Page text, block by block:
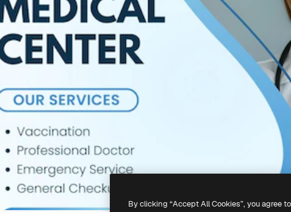
By clicking “Accept All Cookies”, you agree